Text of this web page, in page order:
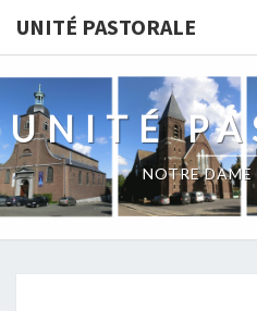
content
UNITÉ PASTORALE
UNITÉ
NOTRE